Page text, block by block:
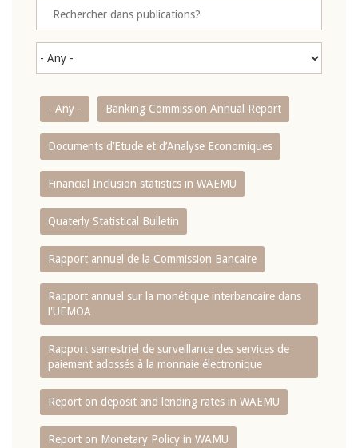
- Any - Banking Commission Annual Report
Documents d’Etude et d’Analyse Economiques
Financial Inclusion statistics in WAEMU
Quaterly Statistical Bulletin
Rapport annuel de la Commission Bancaire
Rapport annuel sur la monétique interbancaire dans
l'UEMOA
Rapport semestriel de surveillance des services de
paiement adossés à la monnaie électronique
Report on deposit and lending rates in WAEMU
Report on Monetary Policy in WAMU